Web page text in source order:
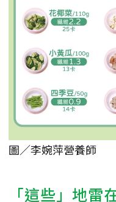
圖／李婉萍營養師
「這些」地雷